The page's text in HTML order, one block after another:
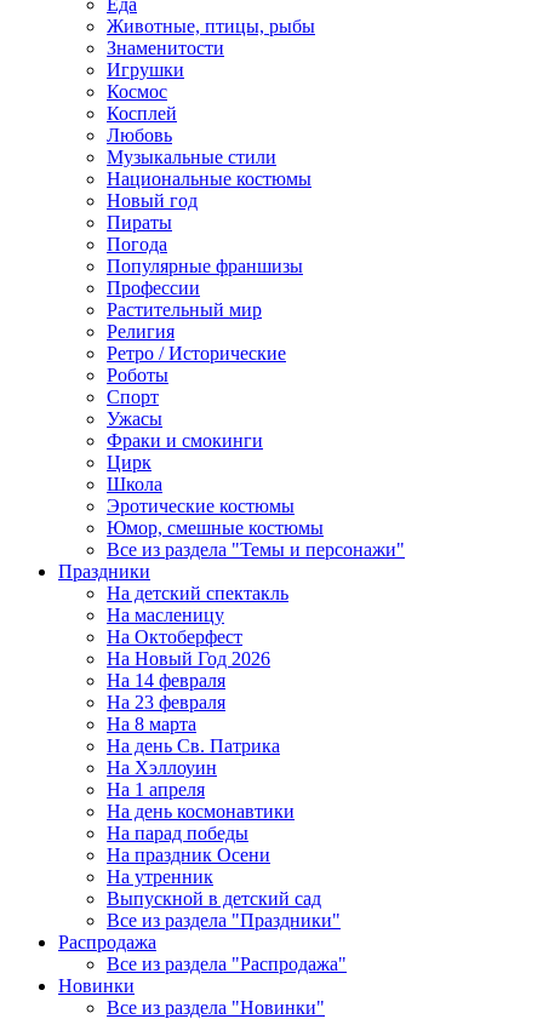
Еда
Животные, птицы, рыбы
Знаменитости
Игрушки
Космос
Косплей
Любовь
Музыкальные стили
Национальные костюмы
Новый год
Пираты
Погода
Популярные франшизы
Профессии
Растительный мир
Религия
Ретро / Исторические
Роботы
Спорт
Ужасы
Фраки и смокинги
Цирк
Школа
Эротические костюмы
Юмор, смешные костюмы
Все из раздела "Темы и персонажи"
Праздники
На детский спектакль
На масленицу
На Октоберфест
На Новый Год 2026
На 14 февраля
На 23 февраля
На 8 марта
На день Св. Патрика
На Хэллоуин
На 1 апреля
На день космонавтики
На парад победы
На праздник Осени
На утренник
Выпускной в детский сад
Все из раздела "Праздники"
Распродажа
Все из раздела "Распродажа"
Новинки
Все из раздела "Новинки"